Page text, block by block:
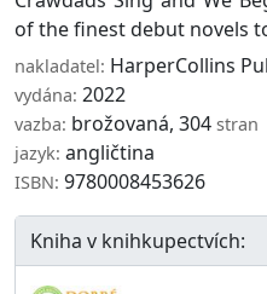
of the finest debut novels
nakladatel: HarperCollins
vydána: 2022
vazba: brožovaná, 304 stran
jazyk: angličtina
ISBN: 9780008453626
Kniha v knihkupectvích: